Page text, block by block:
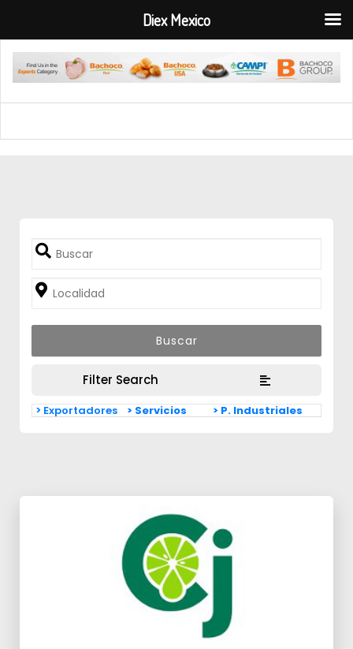
Filter Search
> Exportadores > Servicios > P. Industriales
Diex Mexico